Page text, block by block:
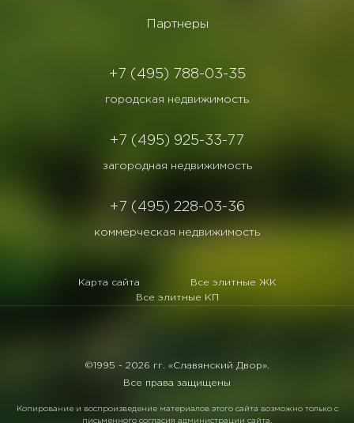
Партнеры
+7 (495) 788-03-35
городская недвижимость
+7 (495) 925-33-77
загородная недвижимость
+7 (495) 228-03-36
коммерческая недвижимость
Карта сайта
Все элитные ЖК
Все элитные КП
©1995 - 2026 гг. «Славянский Двор».
Все права защищены
Копирование и воспроизведение материалов этого сайта возможно только с
письменного согласия администрации сайта.